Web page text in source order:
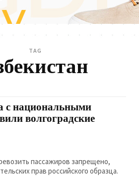
TAG
с национальными
волгоградские
пассажиров запрещено,
прав российского образца.